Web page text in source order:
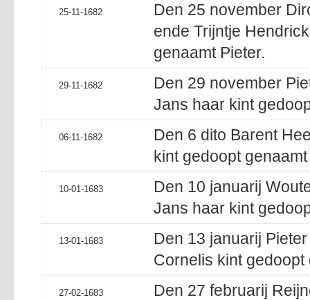
25-11-1682
Den 25 november
ende Trijntje
genaamt Pieter.
29-11-1682
Den 29 november
Jans haar kint
06-11-1682
Den 6 dito Barent
kint gedoopt
10-01-1683
Den 10 januarij
Jans haar kint
13-01-1683
Den 13 januarij
Cornelis kint gedoopt
27-02-1683
Den 27 februarij